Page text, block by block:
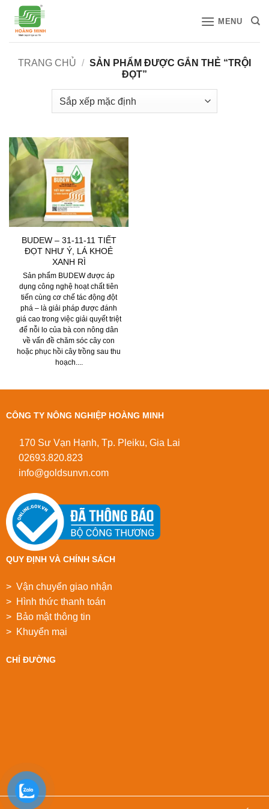
qua
MENU
TRANG CHỦ / SẢN PHẨM ĐƯỢC GẮN THẺ “TRỘI
ĐỌT”
BUDEW – 31-11-11 TIẾT
ĐỌT NHƯ Ý, LÁ KHOẺ
XANH RÌ
Sản phẩm BUDEW được áp
dụng công nghệ hoạt chất tiên
tiến cùng cơ chế tác động đột
phá – là giải pháp được đánh
giá cao trong việc giải quyết triệt
để nỗi lo của bà con nông dân
về vấn đề chăm sóc cây con
hoặc phục hồi cây trồng sau thu
hoạch....
CÔNG TY NÔNG NGHIỆP HOÀNG MINH
170 Sư Vạn Hạnh, Tp. Pleiku, Gia Lai
02693.820.823
info@goldsunvn.com
QUY ĐỊNH VÀ CHÍNH SÁCH
> Vận chuyển giao nhận
> Hình thức thanh toán
> Bảo mật thông tin
> Khuyển mại
CHỈ ĐƯỜNG